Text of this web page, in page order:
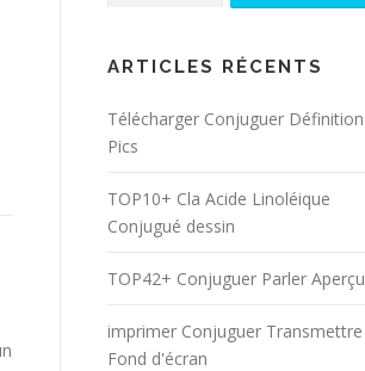
ARTICLES RÉCENTS
Télécharger Conjuguer Définition
Pics
TOP10+ Cla Acide Linoléique
Conjugué dessin
TOP42+ Conjuguer Parler Aperçu
imprimer Conjuguer Transmettre
Fond d'écran